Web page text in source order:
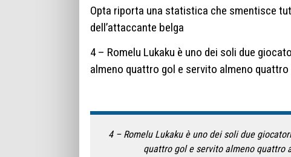
Opta riporta una statistica che smentisce
dell’attaccante belga
4 – Romelu Lukaku è uno dei soli due
almeno quattro gol e servito almeno
4 – Romelu Lukaku è uno dei soli due
quattro gol e servito almeno quattro